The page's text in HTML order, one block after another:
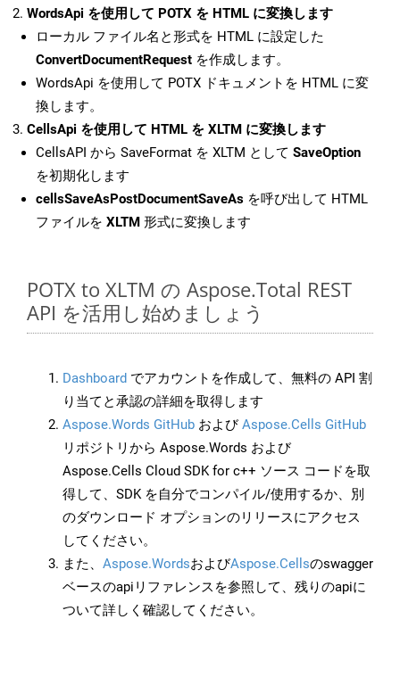
WordsApi を使用して POTX を HTML に変換します
ローカル ファイル名と形式を HTML に設定した
ConvertDocumentRequest を作成します。
WordsApi を使用して POTX ドキュメントを HTML に変
換します。
CellsApi を使用して HTML を XLTM に変換します
CellsAPI から SaveFormat を XLTM として SaveOption
を初期化します
cellsSaveAsPostDocumentSaveAs を呼び出して HTML
ファイルを XLTM 形式に変換します
POTX to XLTM の Aspose.Total REST
API を活用し始めましょう
Dashboard でアカウントを作成して、無料の API 割
り当てと承認の詳細を取得します
Aspose.Words GitHub およびAspose.Cells GitHub
リポジトリから Aspose.Words および
Aspose.Cells Cloud SDK for c++ ソース コードを取
得して、SDK を自分でコンパイル/使用するか、別
のダウンロード オプションのリリースにアクセス
してください。
また、 Aspose.WordsおよびAspose.Cellsのswagger
ベースのapiリファレンスを参照して、残りのapiに
ついて詳しく確認してください。